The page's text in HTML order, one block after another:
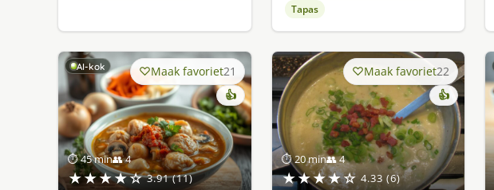
Tapas
AI-kok
⏱ 45 min👥 4
★★★★☆ 3.91 (11)
Maak favoriet21
👍
⏱ 20 min👥 4
★★★★☆ 4.33 (6)
Maak favoriet22
👍